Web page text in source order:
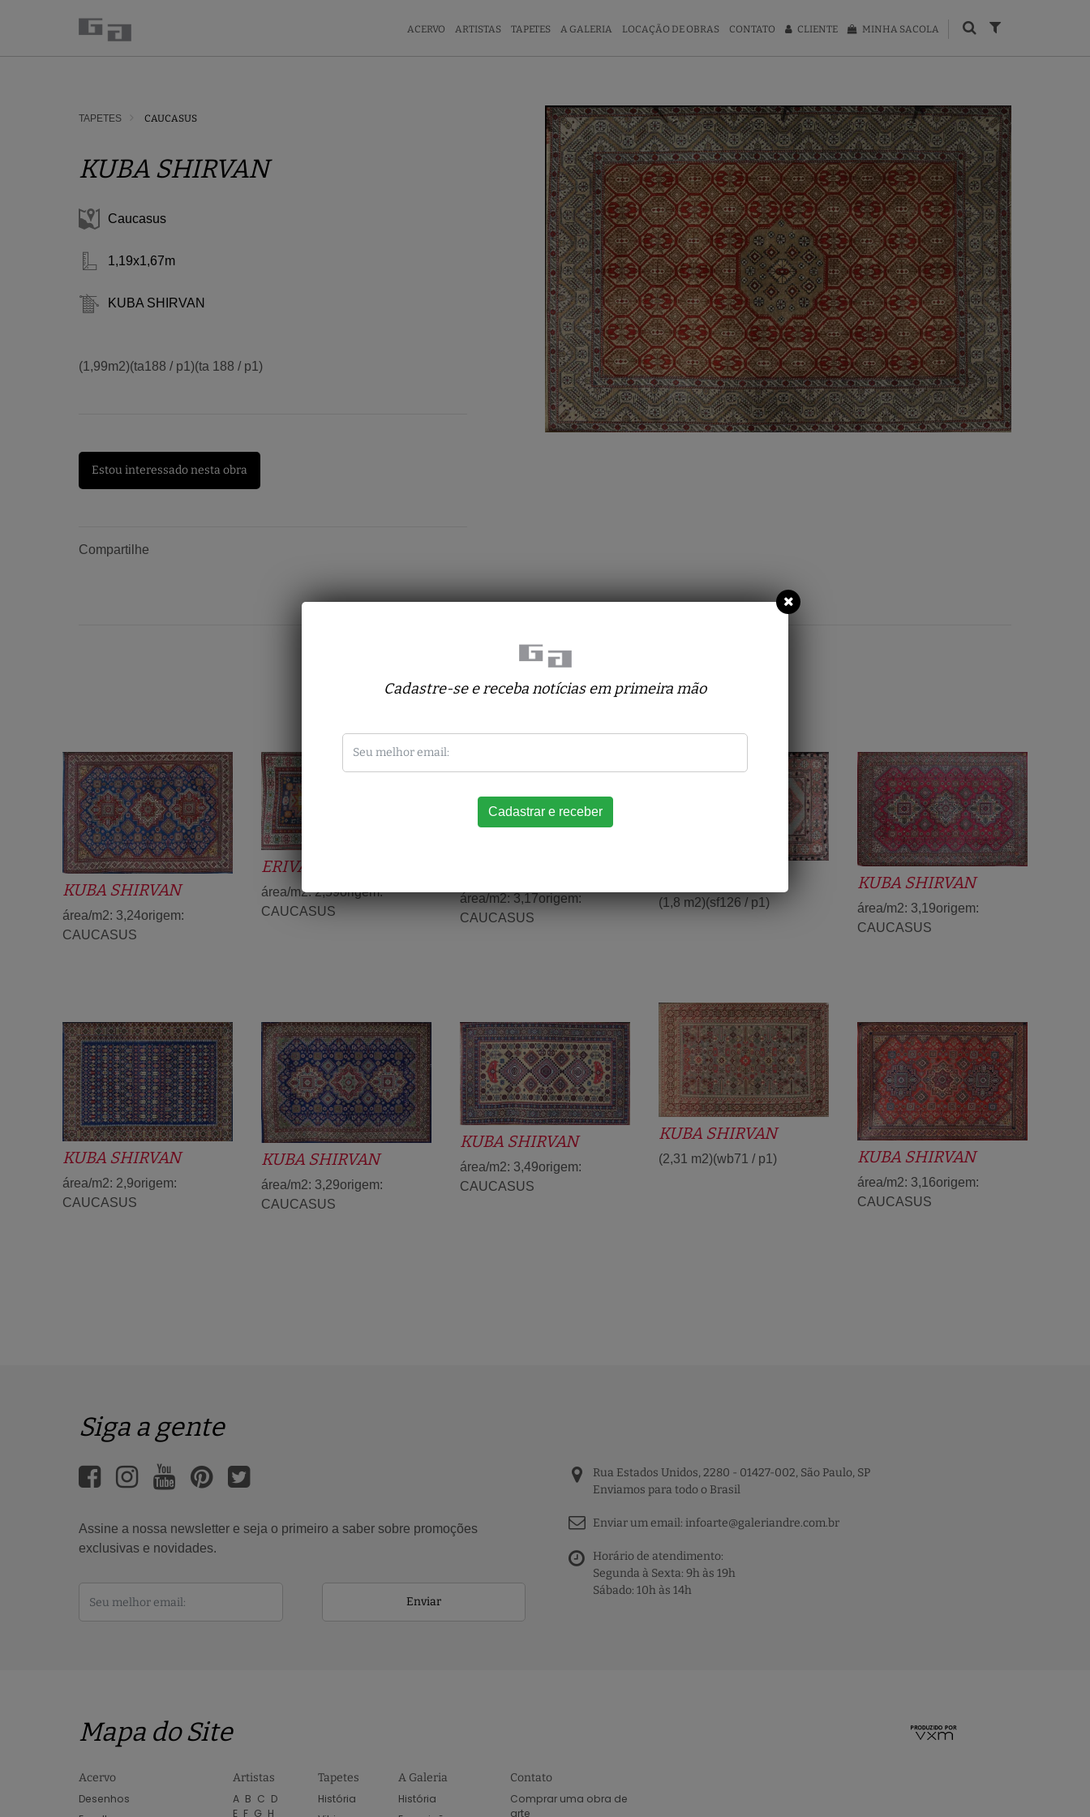
ACERVO ARTISTAS TAPETES A GALERIA LOCAÇÃO DE OBRAS CONTATO CLIENTE MINHA SACOLA
TAPETES CAUCASUS
KUBA SHIRVAN
Caucasus
1,19x1,67m
KUBA SHIRVAN
(1,99m2)(ta188 / p1)(ta 188 / p1)
Estou interessado nesta obra
Compartilhe
Tapetes relacionados
KUBA SHIRVAN
área/m2: 3,24origem:
CAUCASUS
ERIVAN
área/m2: 2,59origem:
CAUCASUS
área/m2: 3,17origem:
CAUCASUS
(1,8 m2)(sf126 / p1)
KUBA SHIRVAN
área/m2: 3,19origem:
CAUCASUS
KUBA SHIRVAN
(2,31 m2)(wb71 / p1)
KUBA SHIRVAN
área/m2: 2,9origem:
CAUCASUS
KUBA SHIRVAN
área/m2: 3,29origem:
CAUCASUS
KUBA SHIRVAN
área/m2: 3,49origem:
CAUCASUS
KUBA SHIRVAN
área/m2: 3,16origem:
CAUCASUS
Siga a gente
Assine a nossa newsletter e seja o primeiro a saber sobre promoções
exclusivas e novidades.
Enviar
Rua Estados Unidos, 2280 - 01427-002, São Paulo, SP
Enviamos para todo o Brasil
Enviar um email: infoarte@galeriandre.com.br
Horário de atendimento:
Segunda à Sexta: 9h às 19h
Sábado: 10h às 14h
Mapa do Site
Acervo
Desenhos
Artistas
A B C D
E F G H
Tapetes
História
A Galeria
História
Contato
Comprar uma obra de
arte
Cadastre-se e receba notícias em primeira mão